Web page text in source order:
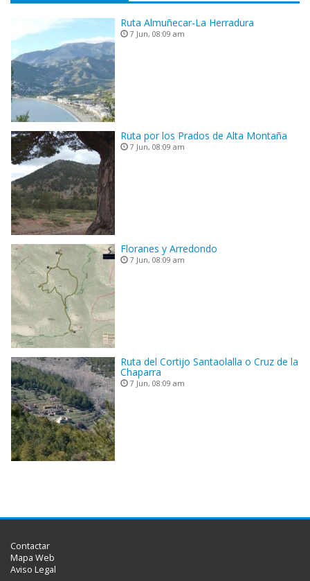
Ruta Almuñecar-La Herradura
7 Jun, 08:09 am
Ruta por los Prados de Alta Montaña
7 Jun, 08:09 am
Floranes y Arredondo
7 Jun, 08:09 am
Ruta del Cortijo Santaolalla o Cruz de la
Chaparra
7 Jun, 08:09 am
Contactar
Mapa Web
Aviso Legal